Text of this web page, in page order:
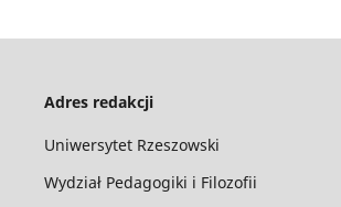
Adres redakcji
Uniwersytet Rzeszowski
Wydział Pedagogiki i Filozofii